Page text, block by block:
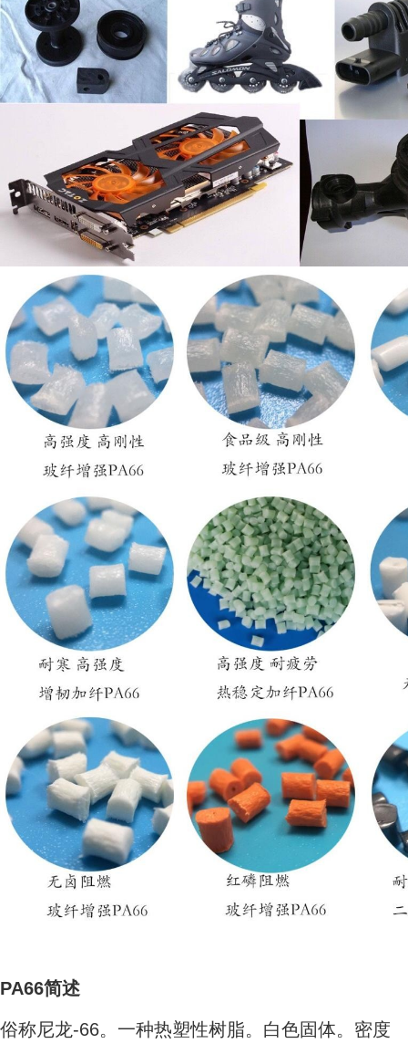
PA66简述
俗称尼龙-66。一种热塑性树脂。白色固体。密度